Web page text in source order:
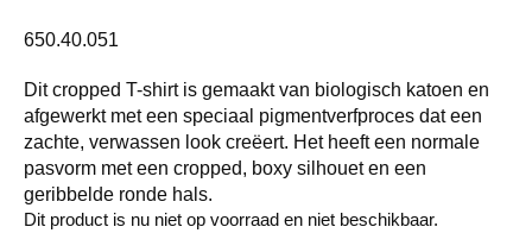
650.40.051
Dit cropped T-shirt is gemaakt van biologisch katoen en
afgewerkt met een speciaal pigmentverfproces dat een
zachte, verwassen look creëert. Het heeft een normale
pasvorm met een cropped, boxy silhouet en een
geribbelde ronde hals.
Dit product is nu niet op voorraad en niet beschikbaar.